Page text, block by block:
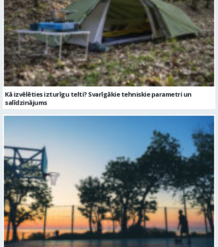
Kā izvēlēties izturīgu telti? Svarīgākie tehniskie parametri un
salīdzinājums